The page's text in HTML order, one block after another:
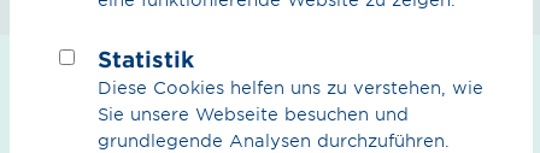
Downloads
Statistik
Diese Cookies helfen uns zu verstehen, wie
Sie unsere Webseite besuchen und
grundlegende Analysen durchzuführen.